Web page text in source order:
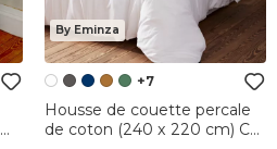
By Eminza
+7
Housse de couette percale
de coton (240 x 220 cm) Cali